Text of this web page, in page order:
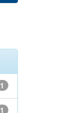
1
1